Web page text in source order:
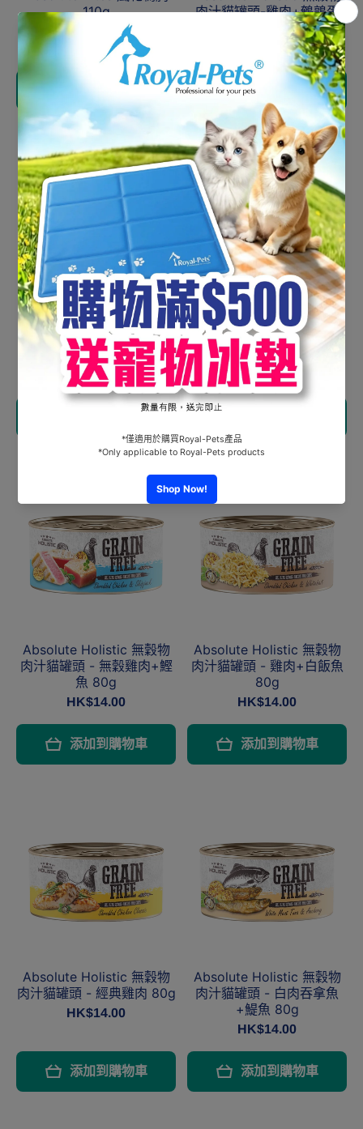
110g
HK$78.00
添加到購物車
肉汁貓罐頭-雞肉+鵪鶉蛋
HK$14.00
添加到購物車
Absolute 無穀物肉汁貓罐
頭 - 雞肉+三文魚 80g
HK$14.00
添加到購物車
Absolute Holistic 無穀物
肉汁貓罐頭 - 雞肉+帶子
80g
HK$14.00
Absolute Holistic 無穀物
肉汁貓罐頭 - 無穀雞肉+鰹
魚 80g
HK$14.00
添加到購物車
Absolute Holistic 無穀物
肉汁貓罐頭 - 雞肉+白飯魚
80g
HK$14.00
添加到購物車
Absolute Holistic 無穀物
肉汁貓罐頭 - 經典雞肉 80g
HK$14.00
添加到購物車
Absolute Holistic 無穀物
肉汁貓罐頭 - 白肉吞拿魚
+鯷魚 80g
HK$14.00
添加到購物車